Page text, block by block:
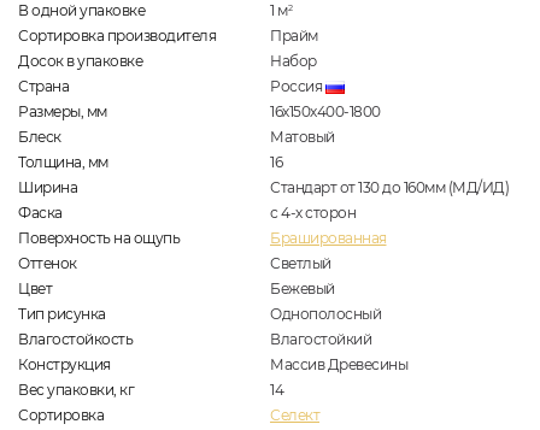
В одной упаковке
1 м2
Сортировка производителя
Прайм
Досок в упаковке
Набор
Страна
Россия
Размеры, мм
16х150х400-1800
Блеск
Матовый
Толщина, мм
16
Ширина
Стандарт от 130 до 160мм (МД/ИД)
Фаска
с 4-х сторон
Поверхность на ощупь
Брашированная
Оттенок
Светлый
Цвет
Бежевый
Тип рисунка
Однополосный
Влагостойкость
Влагостойкий
Конструкция
Массив Древесины
Вес упаковки, кг
14
Сортировка
Селект